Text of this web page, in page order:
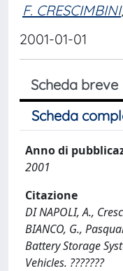
F. CRESCIMBINI;
2001-01-01
Scheda breve
Scheda
Anno di
2001
Citazione
DI NAPOLI, A.,
BIANCO, G.,
Battery Storage
Vehicles. ???????